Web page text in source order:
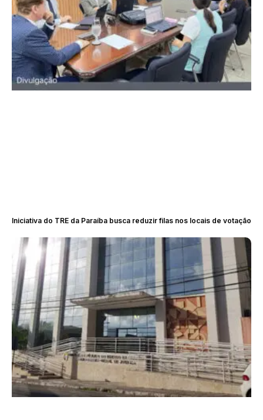
Iniciativa do TRE da Paraíba busca reduzir filas nos locais de votação